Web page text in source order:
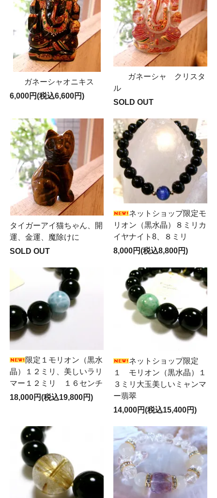
ガネーシャオニキス
6,000円(税込6,600円)
ガネーシャ クリスタ
ル
SOLD OUT
タイガーアイ猫ちゃん、開
運、金運、魔除けに
SOLD OUT
ネットショップ限定モ
リオン（黒水晶）８ミリカ
イヤナイト8、８ミリ
8,000円(税込8,800円)
限定１モリオン（黒水
晶）１２ミリ、美しいラリ
マー１２ミリ １６センチ
18,000円(税込19,800円)
ネットショップ限定
１ モリオン（黒水晶）１
３ミリ大玉美しいミャンマ
ー翡翠
14,000円(税込15,400円)